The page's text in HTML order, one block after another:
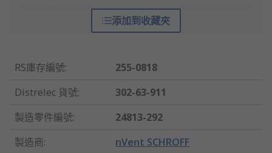
添加到收藏夾
RS庫存編號:
255-0818
Distrelec 貨號:
302-63-911
製造零件編號:
24813-292
製造商: nVent SCHROFF